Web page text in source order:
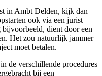
in Ambt Delden, kijk dan
ook via een jurist
dient door een
Het zou natuurlijk jammer
moet betalen.
de verschillende procedures
bij een